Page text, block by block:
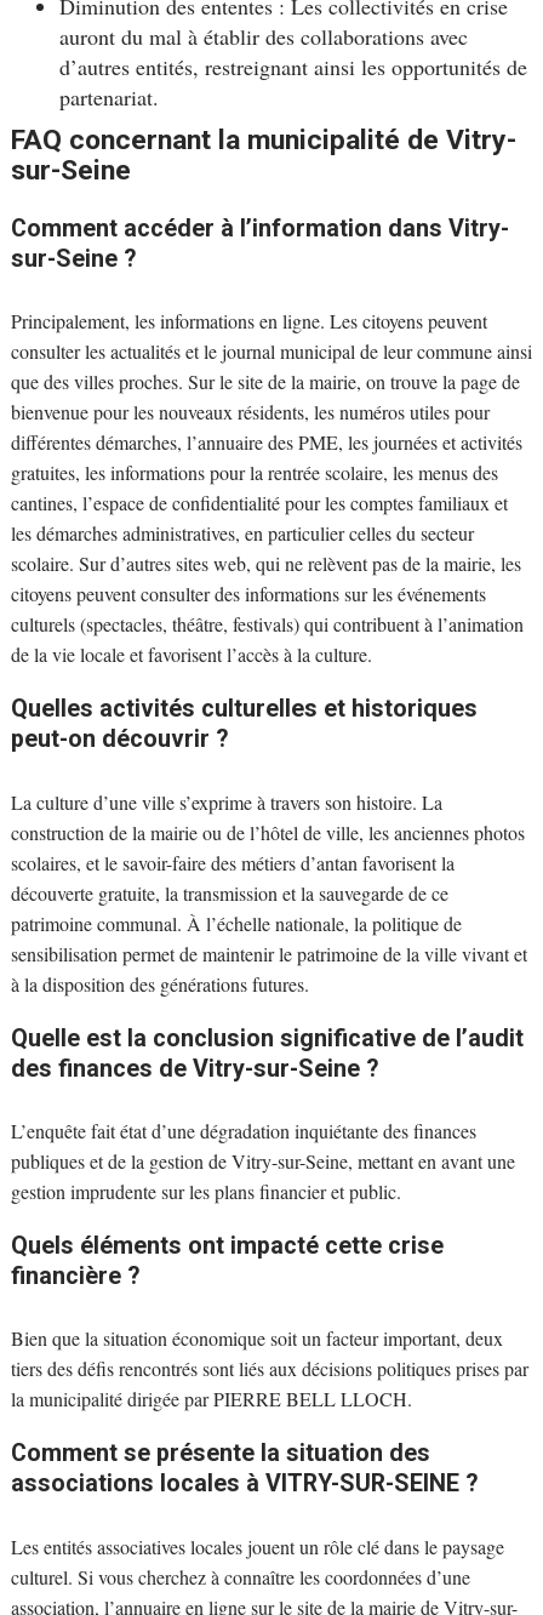
Diminution des ententes : Les collectivités en crise
auront du mal à établir des collaborations avec
d’autres entités, restreignant ainsi les opportunités de
partenariat.
FAQ concernant la municipalité de Vitry-
sur-Seine
Comment accéder à l’information dans Vitry-
sur-Seine ?
Principalement, les informations en ligne. Les citoyens peuvent
consulter les actualités et le journal municipal de leur commune ainsi
que des villes proches. Sur le site de la mairie, on trouve la page de
bienvenue pour les nouveaux résidents, les numéros utiles pour
différentes démarches, l’annuaire des PME, les journées et activités
gratuites, les informations pour la rentrée scolaire, les menus des
cantines, l’espace de confidentialité pour les comptes familiaux et
les démarches administratives, en particulier celles du secteur
scolaire. Sur d’autres sites web, qui ne relèvent pas de la mairie, les
citoyens peuvent consulter des informations sur les événements
culturels (spectacles, théâtre, festivals) qui contribuent à l’animation
de la vie locale et favorisent l’accès à la culture.
Quelles activités culturelles et historiques
peut-on découvrir ?
La culture d’une ville s’exprime à travers son histoire. La
construction de la mairie ou de l’hôtel de ville, les anciennes photos
scolaires, et le savoir-faire des métiers d’antan favorisent la
découverte gratuite, la transmission et la sauvegarde de ce
patrimoine communal. À l’échelle nationale, la politique de
sensibilisation permet de maintenir le patrimoine de la ville vivant et
à la disposition des générations futures.
Quelle est la conclusion significative de l’audit
des finances de Vitry-sur-Seine ?
L’enquête fait état d’une dégradation inquiétante des finances
publiques et de la gestion de Vitry-sur-Seine, mettant en avant une
gestion imprudente sur les plans financier et public.
Quels éléments ont impacté cette crise
financière ?
Bien que la situation économique soit un facteur important, deux
tiers des défis rencontrés sont liés aux décisions politiques prises par
la municipalité dirigée par PIERRE BELL LLOCH.
Comment se présente la situation des
associations locales à VITRY-SUR-SEINE ?
Les entités associatives locales jouent un rôle clé dans le paysage
culturel. Si vous cherchez à connaître les coordonnées d’une
association, l’annuaire en ligne sur le site de la mairie de Vitry-sur-